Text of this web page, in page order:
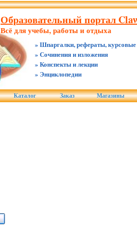
Образовательный портал
Всё для учебы, работы и отдыха
» Шпаргалки, рефераты, курсовые
» Сочинения и изложения
» Конспекты и лекции
» Энциклопедии
Каталог Заказ Магазины